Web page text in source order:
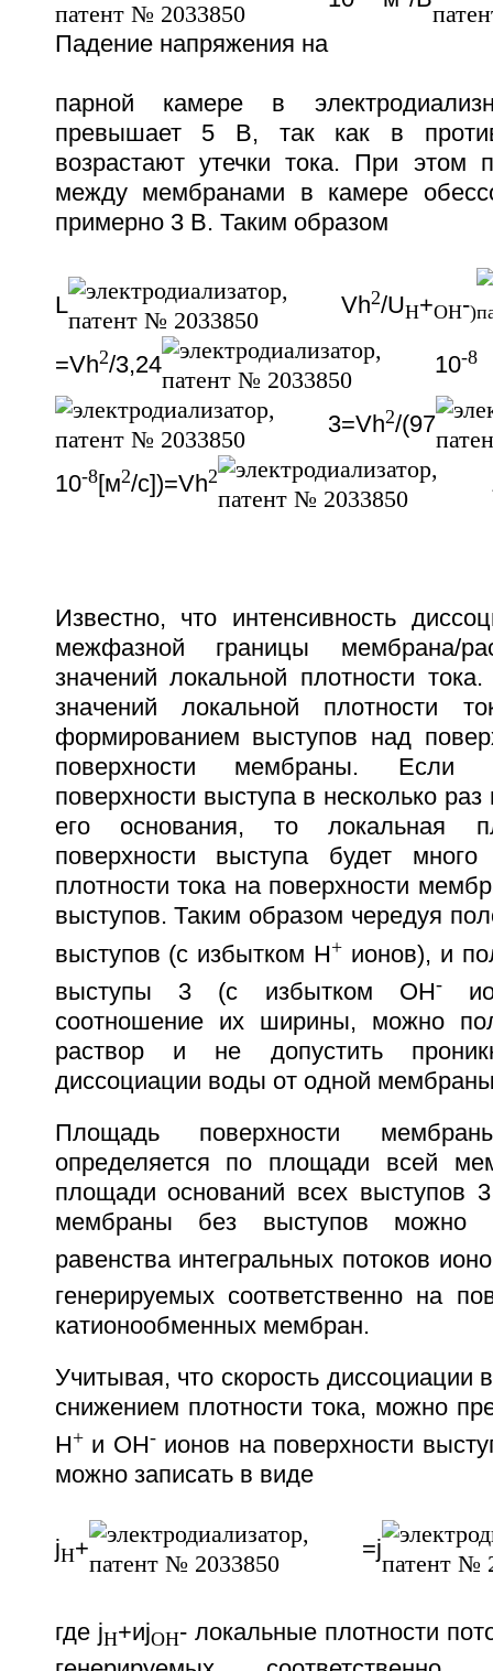
Падение напряжения на
парной камере в
превышает 5 В, так как в
возрастают утечки тока. При этом
между мембранами в камере
примерно 3 В. Таким образом
L Vh2/UH+OH-)
=Vh2/3,24 10-8
3=Vh2/(97
10-8[м2/c])=Vh2
Известно, что интенсивность
межфазной границы мембрана/
значений локальной плотности
значений локальной плотности
формированием выступов над
поверхности мембраны. Если
поверхности выступа в несколько
его основания, то локальная
поверхности выступа будет
плотности тока на поверхности
выступов. Таким образом чередуя
выступов (с избытком Н+ ионов), и
выступы 3 (с избытком ОН-
соотношение их ширины, можно
раствор и не допустить
диссоциации воды от одной мембраны
Площадь поверхности
определяется по площади всей
площади оснований всех выступов
мембраны без выступов можно
равенства интегральных потоков
генерируемых соответственно на
катионообменных мембран.
Учитывая, что скорость диссоциации
снижением плотности тока, можно
Н +и ОН -ионов на поверхности
можно записать в виде
jH+ =j
где jH+иjOH- локальные плотности